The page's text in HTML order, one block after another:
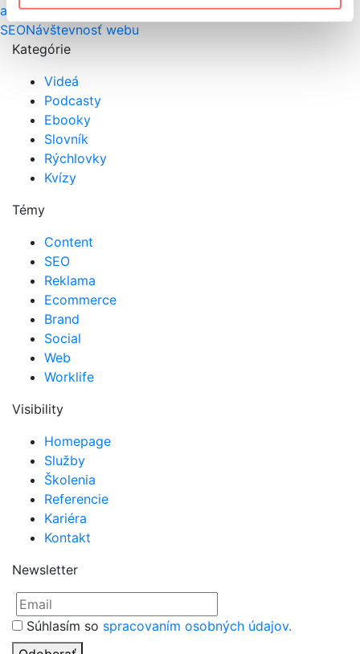
ako spustíte webovú stránku!
SEONávštevnosť webu
Kategórie
Videá
Podcasty
Ebooky
Slovník
Rýchlovky
Kvízy
Témy
Content
SEO
Reklama
Ecommerce
Brand
Social
Web
Worklife
Visibility
Homepage
Služby
Školenia
Referencie
Kariéra
Kontakt
Newsletter
Súhlasím so spracovaním osobných údajov.